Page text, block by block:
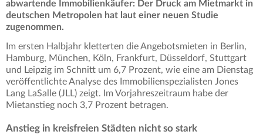
abwartende Immobilienkäufer: Der Druck am Mietmarkt in
deutschen Metropolen hat laut einer neuen Studie
zugenommen.
Im ersten Halbjahr kletterten die Angebotsmieten in Berlin,
Hamburg, München, Köln, Frankfurt, Düsseldorf, Stuttgart
und Leipzig im Schnitt um 6,7 Prozent, wie eine am Dienstag
veröffentlichte Analyse des Immobilienspezialisten Jones
Lang LaSalle (JLL) zeigt. Im Vorjahreszeitraum habe der
Mietanstieg noch 3,7 Prozent betragen.
Anstieg in kreisfreien Städten nicht so stark